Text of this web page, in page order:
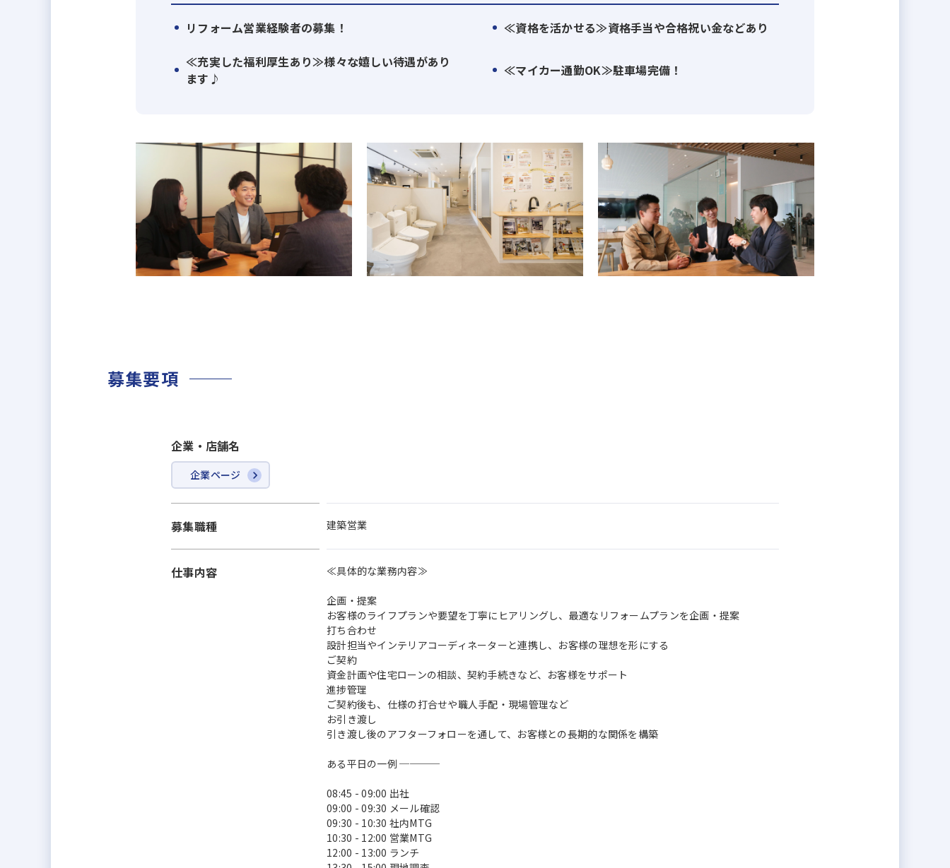
・プロパティマネジメント事業
TOYOTAやデンソーなど、日本を代表する企業が本社を構える愛知県を中心に、
東海エリアへ集中した “エリアドミナント戦略” を実施
＜事業Mission＞
「期待を超える未来」をつくる
依頼の背景を深く理解することで、顧客の想定以上の空間と暮らしを提供する。
＜リフォーム事業部について＞
アーキテックスの中核事業であるリフォーム事業では、年間で1600件以上の施工実績を誇っております。
地域に密着しているからこそ実現できる、スピード対応・コストパフォーマンス・高品質の施工は多くのお客さまに評価を頂いて
様々な観点でのコミュニケーションやサポートを受けることが出来るのがリフォーム事業部の魅力です。
案件増加による事業・エリア拡大に伴い、リフォーム事業の成長スピードを加速させるため、
◢◤ブランド────
カナルリフォーム(住宅の総合リフォーム)
カナルペイント(屋根、外壁に特化)
ARCHITEX RENOVATION（住まいの増改築）
◢◤業態────
カスタマーサービス（アフターメンテナンスチーム）
リフォーム営業経験者の募集！
≪資格を活かせる≫資格手当や合格祝い金などあり
≪充実した福利厚生あり≫様々な嬉しい待遇があり
ます♪
≪マイカー通勤OK≫駐車場完備！
募集要項
企業・店舗名
企業ページ
募集職種 建築営業
仕事内容 ≪具体的な業務内容≫
企画・提案
お客様のライフプランや要望を丁寧にヒアリングし、最適なリフォームプランを企画・提案
打ち合わせ
設計担当やインテリアコーディネーターと連携し、お客様の理想を形にする
ご契約
資金計画や住宅ローンの相談、契約手続きなど、お客様をサポート
進捗管理
ご契約後も、仕様の打合せや職人手配・現場管理など
お引き渡し
引き渡し後のアフターフォローを通して、お客様との長期的な関係を構築
ある平日の一例 ────
08:45 - 09:00 出社
09:00 - 09:30 メール確認
09:30 - 10:30 社内MTG
10:30 - 12:00 営業MTG
12:00 - 13:00 ランチ